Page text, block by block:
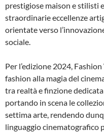
prestigiose maison e stilisti
straordinarie eccellenze
orientate verso
sociale.
Per l’edizione 2024,
fashion alla magia del
tra realtà e finzione
portando in scena le
settima arte, rendendo
linguaggio cinematografico